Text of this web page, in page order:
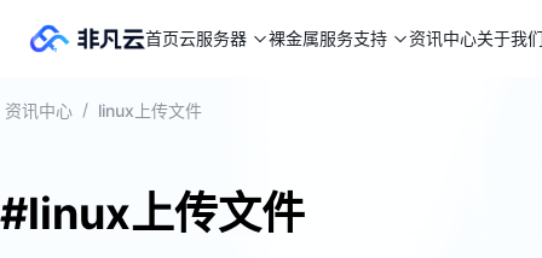
首页云服务器 裸金属服务支持 资讯中心关于我
资讯中心 / linux上传文件
#linux上传文件